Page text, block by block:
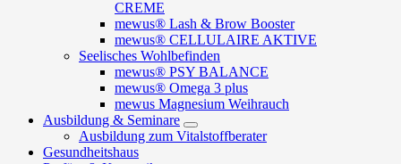
CREME
mewus® Lash & Brow Booster
mewus® CELLULAIRE AKTIVE
Seelisches Wohlbefinden
mewus® PSY BALANCE
mewus® Omega 3 plus
mewus Magnesium Weihrauch
Ausbildung & Seminare
Ausbildung zum Vitalstoffberater
Gesundheitshaus